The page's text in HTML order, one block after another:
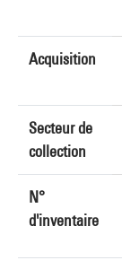
Acquisition
Secteur de
collection
N°
d'inventaire